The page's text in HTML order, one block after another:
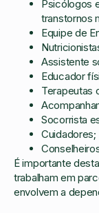
Psicólogos
transtornos
Equipe de
Assistente
Educador
Terapeutas
Socorrista
Cuidadores;
É importante
trabalham em
envolvem a